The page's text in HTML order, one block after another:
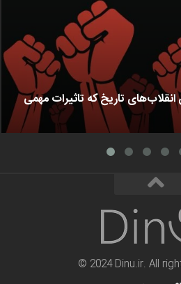
تاریخ که تاثیرات مهمی
© 2024 Dinu.ir. All